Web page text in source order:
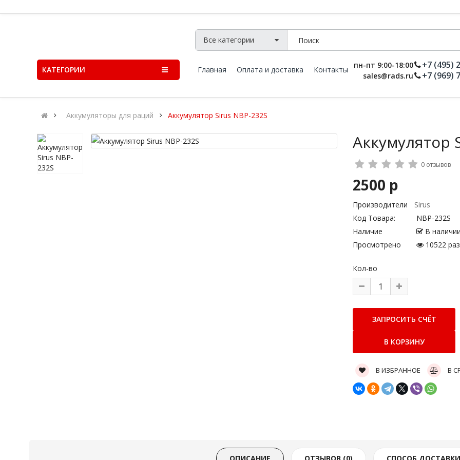
КАТЕГОРИИ Главная Оплата и доставка Контакты
пн-пт 9:00-18:00
sales@rads.ru
+7 (495)
+7 (969)
Аккумуляторы для раций Аккумулятор Sirus NBP-232S
Аккумулятор
0 отзывов
2500 р
Производители
Sirus
Код Товара:
NBP-232S
Наличие
В наличии
Просмотрено
10522
Кол-во
В ИЗБРАННОЕ В